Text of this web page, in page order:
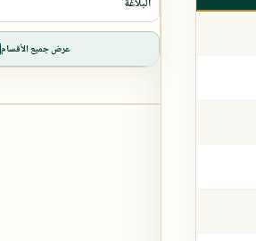
عرض جميع الأقسام